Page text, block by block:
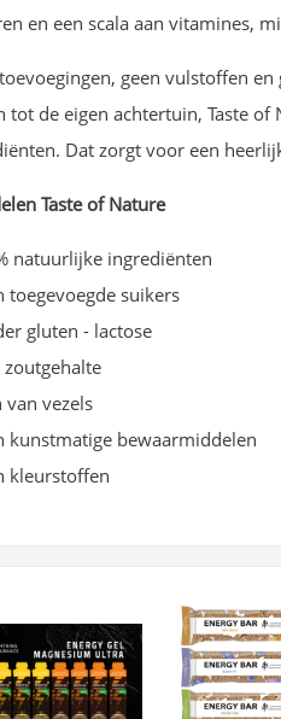
en een scala aan vitamines,
geen vulstoffen
tot de eigen achtertuin, Taste
Dat zorgt voor een
Taste of Nature
natuurlijke ingrediënten
toegevoegde suikers
gluten - lactose
zoutgehalte
van vezels
kunstmatige bewaarmiddelen
kleurstoffen